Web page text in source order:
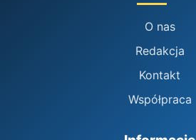
O nas
Redakcja
Kontakt
Współpraca